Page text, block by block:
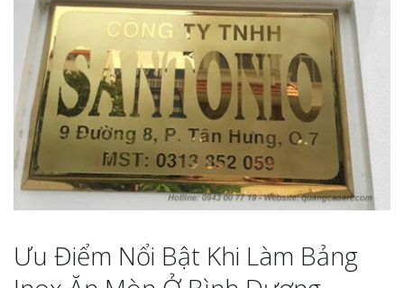
Ưu Điểm Nổi Bật Khi Làm Bảng
homestay chất lượng
Làm biển
Nghệ An giá
Thi Công